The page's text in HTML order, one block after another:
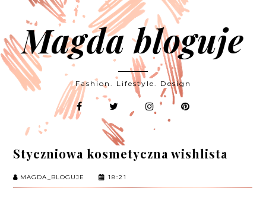
Magda bloguje
Fashion. Lifestyle. Design
Styczniowa kosmetyczna wishlista
MAGDA_BLOGUJE 18:21